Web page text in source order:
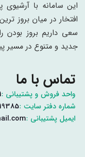
این سامانه با
افتخار در میان بروز
سعی داریم بروز بودن
جدید و متنوع در مسیر
تماس با ما
واحد فروش و پشتیبانی :
شماره دفتر سایت :
ایمیل پشتیبانی :